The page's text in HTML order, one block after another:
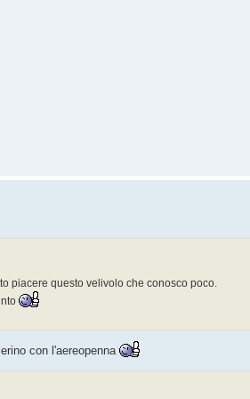
piacere questo velivolo che conosco poco.
con l'aereopenna